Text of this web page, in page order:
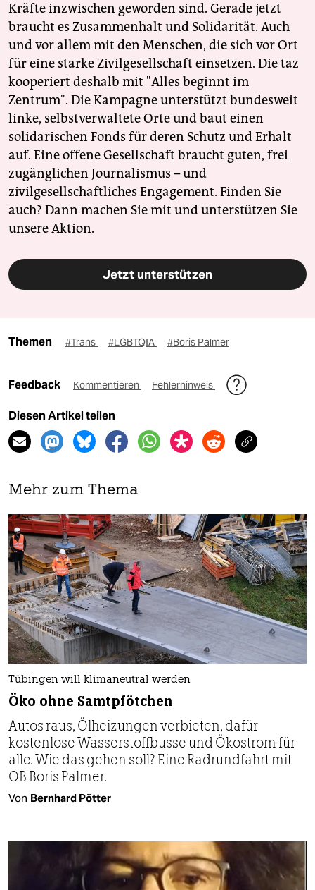
Kräfte inzwischen geworden sind. Gerade jetzt
braucht es Zusammenhalt und Solidarität. Auch
und vor allem mit den Menschen, die sich vor Ort
für eine starke Zivilgesellschaft einsetzen. Die taz
kooperiert deshalb mit "Alles beginnt im
Zentrum". Die Kampagne unterstützt bundesweit
linke, selbstverwaltete Orte und baut einen
solidarischen Fonds für deren Schutz und Erhalt
auf. Eine offene Gesellschaft braucht guten, frei
zugänglichen Journalismus – und
zivilgesellschaftliches Engagement. Finden Sie
auch? Dann machen Sie mit und unterstützen Sie
unsere Aktion.
Jetzt unterstützen
Themen #Trans #LGBTQIA #Boris Palmer
Feedback Kommentieren Fehlerhinweis
Diesen Artikel teilen
Mehr zum Thema
Tübingen will klimaneutral werden
Öko ohne Samtpfötchen
Autos raus, Ölheizungen verbieten, dafür
kostenlose Wasserstoffbusse und Ökostrom für
alle. Wie das gehen soll? Eine Radrundfahrt mit
OB Boris Palmer.
Von Bernhard Pötter